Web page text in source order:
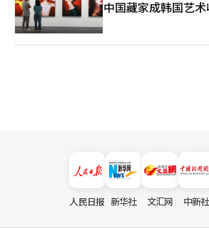
计划在2028年前建立基于AI的下一代旅游导览
数据的积累将使‘访问韩国’和数据实验室
游资产。”※ 本报道经人工智能（AI）系统
司表示：“日元买入干预只是为日元贬值的
改变贬值趋势。”他预测：“效果不会持久
中国藏家成韩国艺
人民日报 新华社 文汇网 中新社